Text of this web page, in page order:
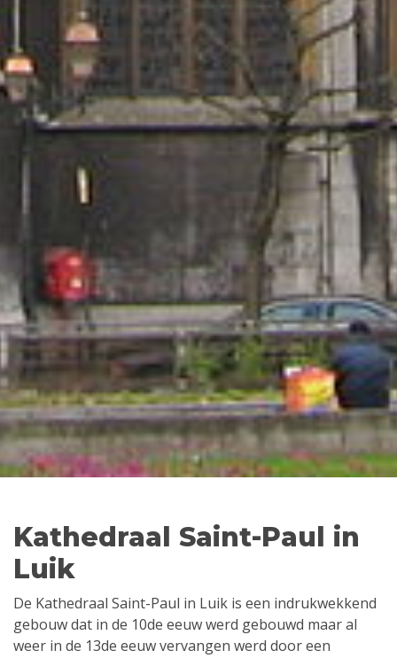
Kathedraal Saint-Paul in
Luik
De Kathedraal Saint-Paul in Luik is een indrukwekkend
gebouw dat in de 10de eeuw werd gebouwd maar al
weer in de 13de eeuw vervangen werd door een